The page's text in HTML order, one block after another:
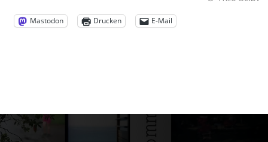
Mastodon Drucken E-Mail